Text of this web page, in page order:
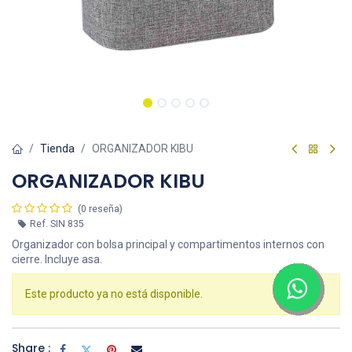
Tienda ORGANIZADOR KIBU
ORGANIZADOR KIBU
(0 reseña)
Ref. SIN 835
Organizador con bolsa principal y compartimentos internos con
cierre. Incluye asa.
Este producto ya no está disponible.
Share :